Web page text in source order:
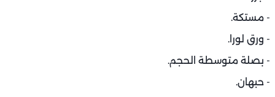
- مستكة.
- ورق لورا.
- بصلة متوسطة الحجم.
- حبهان.